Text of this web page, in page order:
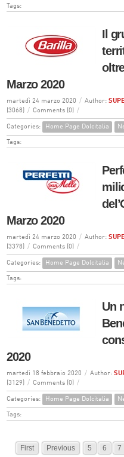
Tags:
Il
Marzo 2020
martedì 24 marzo 2020 / Author:
(3068)
/ Comments (0) /
Categories: Home Page Dolcitalia
Tags:
Marzo 2020
martedì 24 marzo 2020 / Author:
(3378)
/ Comments (0) /
Categories: Home Page Dolcitalia
Tags:
Un
2020
martedì 18 febbraio 2020 / Author:
(3129)
/ Comments (0) /
Categories: Home Page Dolcitalia
Tags:
First Previous 5 6 7